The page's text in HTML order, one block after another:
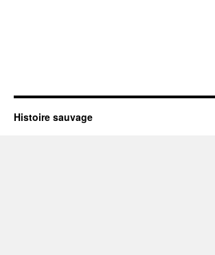
Histoire sauvage